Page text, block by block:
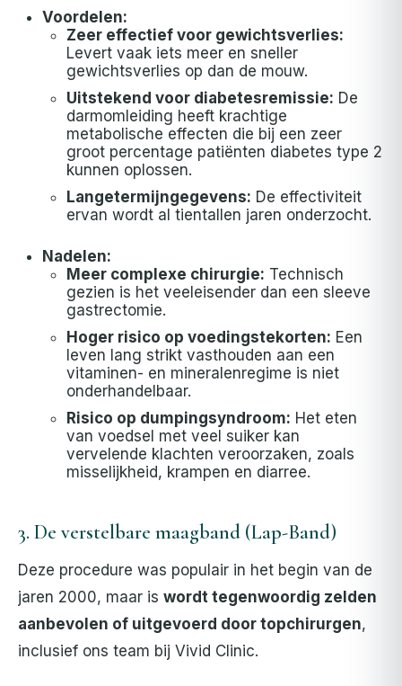
Voordelen:
Zeer effectief voor gewichtsverlies:
Levert vaak iets meer en sneller
gewichtsverlies op dan de mouw.
Uitstekend voor diabetesremissie: De
darmomleiding heeft krachtige
metabolische effecten die bij een zeer
groot percentage patiënten diabetes type 2
kunnen oplossen.
Langetermijngegevens: De effectiviteit
ervan wordt al tientallen jaren onderzocht.
Nadelen:
Meer complexe chirurgie: Technisch
gezien is het veeleisender dan een sleeve
gastrectomie.
Hoger risico op voedingstekorten: Een
leven lang strikt vasthouden aan een
vitaminen- en mineralenregime is niet
onderhandelbaar.
Risico op dumpingsyndroom: Het eten
van voedsel met veel suiker kan
vervelende klachten veroorzaken, zoals
misselijkheid, krampen en diarree.
3. De verstelbare maagband (Lap-Band)
Deze procedure was populair in het begin van de
jaren 2000, maar is wordt tegenwoordig zelden
aanbevolen of uitgevoerd door topchirurgen,
inclusief ons team bij Vivid Clinic.